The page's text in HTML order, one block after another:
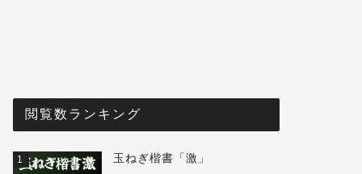
閲覧数ランキング
1 玉ねぎ楷書「激」